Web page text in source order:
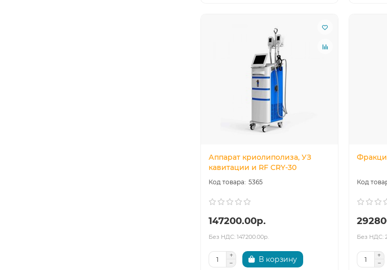
Аппарат криолиполиза, УЗ
кавитации и RF CRY-30
5365
147200.00р.
Без НДС: 147200.00р.
В корзину
Без НДС: